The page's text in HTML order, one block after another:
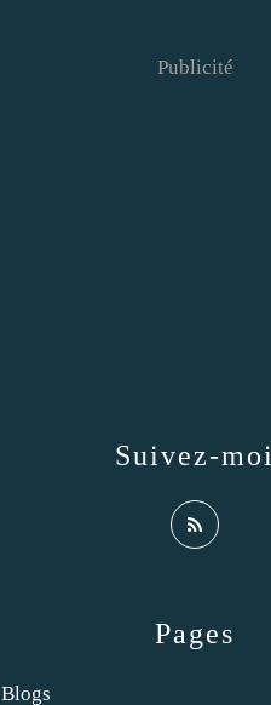
Pages
Blogs
Suivez-moi
Publicité